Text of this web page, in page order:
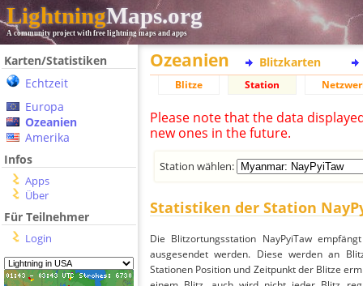
LightningMaps.org
A community project with free lightning maps and apps
Karten/Statistiken
Echtzeit
Europa
Ozeanien
Amerika
Infos
Apps
Über
Für Teilnehmer
Login
Ozeanien Blitzkarten
Blitze Station
Please note that the data
new ones in the future.
Station wählen:
Statistiken der Station
Die Blitzortungsstation NayPyiTaw
ausgesendet werden. Diese werden an
Stationen Position und Zeitpunkt der Blitze